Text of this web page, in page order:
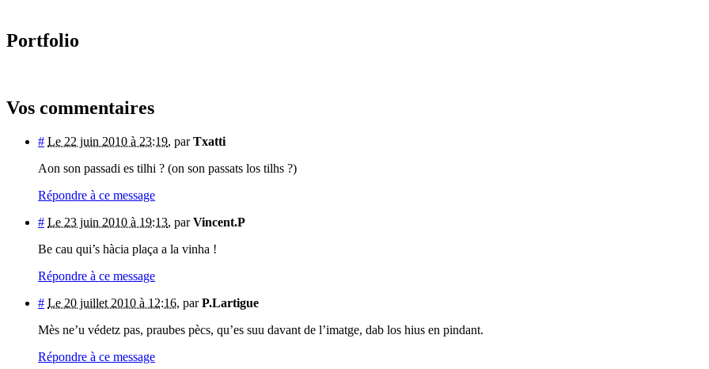
Portfolio
Vos commentaires
# Le 22 juin 2010 à 23:19, parTxatti
Aon son passadi es tilhi ? (on son passats los tilhs ?)
Répondre à ce message
# Le 23 juin 2010 à 19:13, parVincent.P
Be cau qui’s hàcia plaça a la vinha !
Répondre à ce message
# Le 20 juillet 2010 à 12:16, parP.Lartigue
Mès ne’u védetz pas, praubes pècs, qu’es suu davant de l’imatge, dab los hius en pindant.
Répondre à ce message